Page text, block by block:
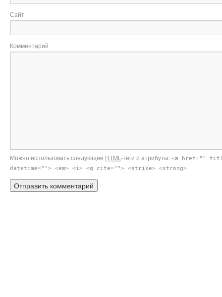
Сайт
Комментарий
Можно использовать следующие HTML -теги и атрибуты: <a href=""
datetime=""> <em> <i> <q cite=""> <strike> <strong>